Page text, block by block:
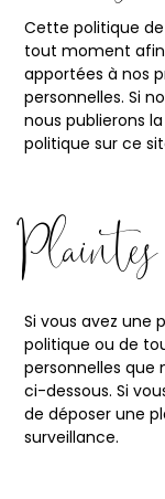
Cette politique
tout moment
apportées à nos
personnelles. Si
nous publierons
politique sur ce
Plaintes
Si vous avez une
politique ou de
personnelles que
ci-dessous. Si
de déposer une
surveillance.